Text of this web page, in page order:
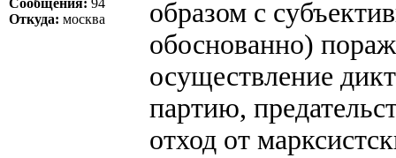
Откуда: москва
образом с
обоснованно)
осуществление
партию,
отход от